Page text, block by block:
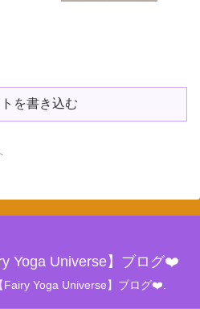
を書き込む
Yoga Universe】ブログ❤️
Yoga Universe】ブログ❤️.